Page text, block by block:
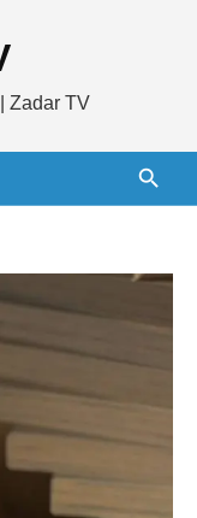
Zadar TV